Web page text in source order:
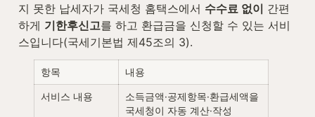
지 못한 납세자가 국세청 홈택스에서 수수료 없이 간편
하게 기한후신고를 하고 환급금을 신청할 수 있는 서비
스입니다(국세기본법 제45조의 3).
항목 내용
서비스 내용
소득금액·공제항목·환급세액을
국세청이 자동 계산·작성